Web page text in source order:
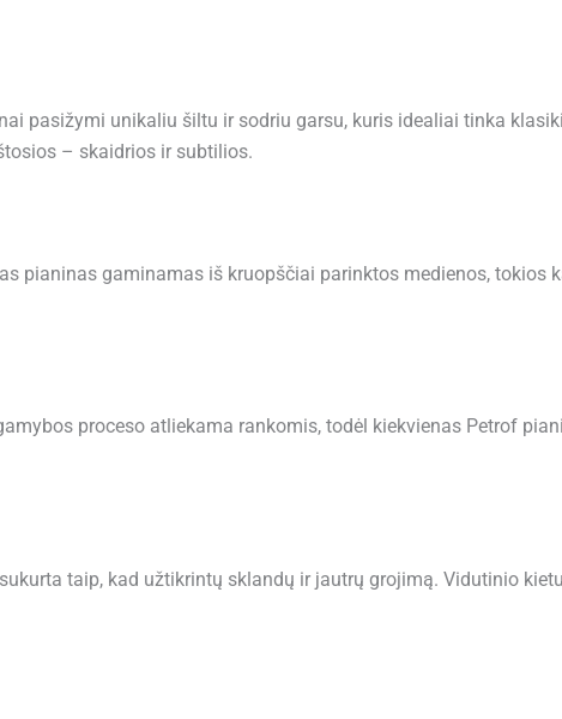
pasižymi unikaliu šiltu ir sodriu garsu, kuris idealiai tinka
– skaidrios ir subtilios.
pianinas gaminamas iš kruopščiai parinktos medienos, tokios
proceso atliekama rankomis, todėl kiekvienas Petrof
taip, kad užtikrintų sklandų ir jautrų grojimą. Vidutinio